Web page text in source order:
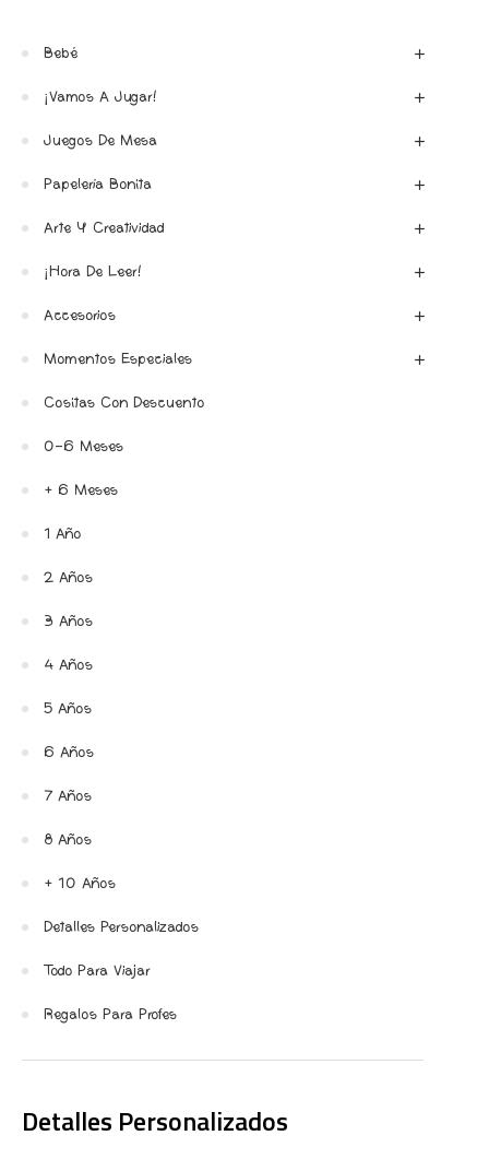
Bebé
¡Vamos A Jugar!
Juegos De Mesa
Papelería Bonita
Arte Y Creatividad
¡Hora De Leer!
Accesorios
Momentos Especiales
Cositas Con Descuento
0-6 Meses
+ 6 Meses
1 Año
2 Años
3 Años
4 Años
5 Años
6 Años
7 Años
8 Años
+ 10 Años
Detalles Personalizados
Todo Para Viajar
Regalos Para Profes
Detalles Personalizados